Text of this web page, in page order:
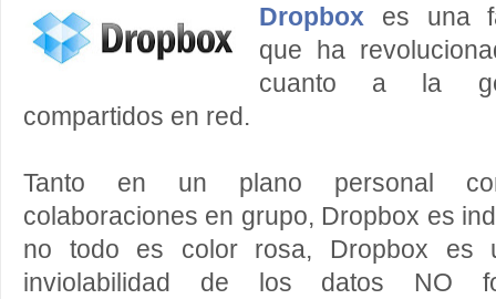
Dropbox es una
que ha
cuanto a la
compartidos en red.
Tanto en un plano personal
colaboraciones en grupo, Dropbox es
no todo es color rosa, Dropbox es
inviolabilidad de los datos NO